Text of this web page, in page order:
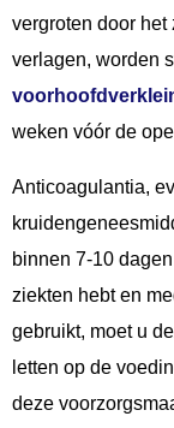
vergroten door
verlagen, worden
weken vóór de
Anticoagulantia,
binnen 7-10
ziekten hebt en
gebruikt, moet u
letten op de
deze